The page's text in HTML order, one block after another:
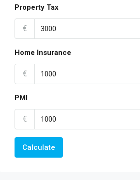
Property Tax
€
Home Insurance
€
PMI
€
Calculate